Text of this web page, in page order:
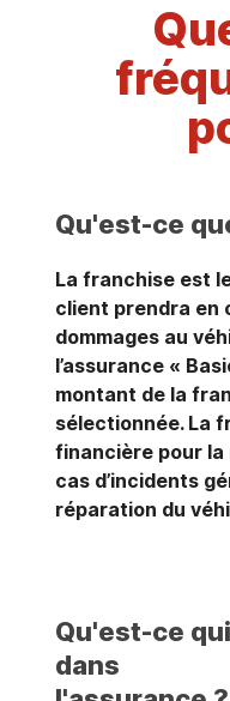
Qu'est-ce
La franchise est
client prendra en
dommages au
l’assurance «
montant de la
sélectionnée. La
financière pour
cas d’incidents
réparation du
Qu'est-ce
dans